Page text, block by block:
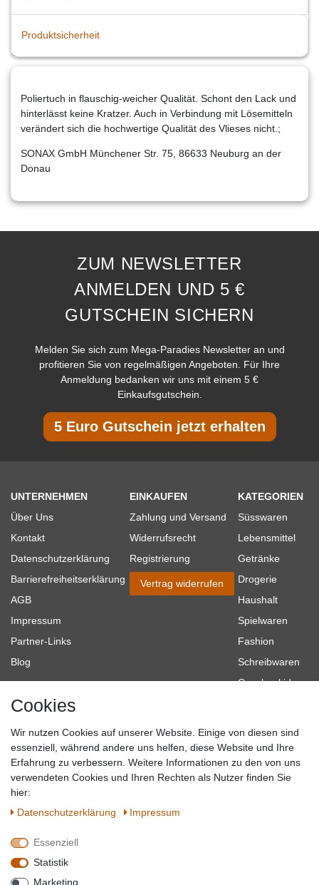
Produktsicherheit
Poliertuch in flauschig-weicher Qualität. Schont den Lack und
hinterlässt keine Kratzer. Auch in Verbindung mit Lösemitteln
verändert sich die hochwertige Qualität des Vlieses nicht.;
SONAX GmbH Münchener Str. 75, 86633 Neuburg an der
Donau
ZUM NEWSLETTER
ANMELDEN UND 5 €
GUTSCHEIN SICHERN
Melden Sie sich zum Mega-Paradies Newsletter an und
profitieren Sie von regelmäßigen Angeboten. Für Ihre
Anmeldung bedanken wir uns mit einem 5 €
Einkaufsgutschein.
5 Euro Gutschein jetzt erhalten
UNTERNEHMEN
Über Uns
Kontakt
Datenschutzerklärung
Barrierefreiheitserklärung
AGB
Impressum
Partner-Links
Blog
EINKAUFEN
Zahlung und Versand
Widerrufsrecht
Registrierung
Vertrag widerrufen
KATEGORIEN
Süsswaren
Lebensmittel
Getränke
Drogerie
Haushalt
Spielwaren
Fashion
Schreibwaren
Geschenkideen
Topmarken
SICHER EINKAUFEN
QUALITÄT
WIR AKZEPTIEREN
Cookies
Wir nutzen Cookies auf unserer Website. Einige von diesen sind
essenziell, während andere uns helfen, diese Website und Ihre
Erfahrung zu verbessern. Weitere Informationen zu den von uns
verwendeten Cookies und Ihren Rechten als Nutzer finden Sie
hier:
Daten­schutz­erklärung
Impressum
Essenziell
Statistik
Marketing